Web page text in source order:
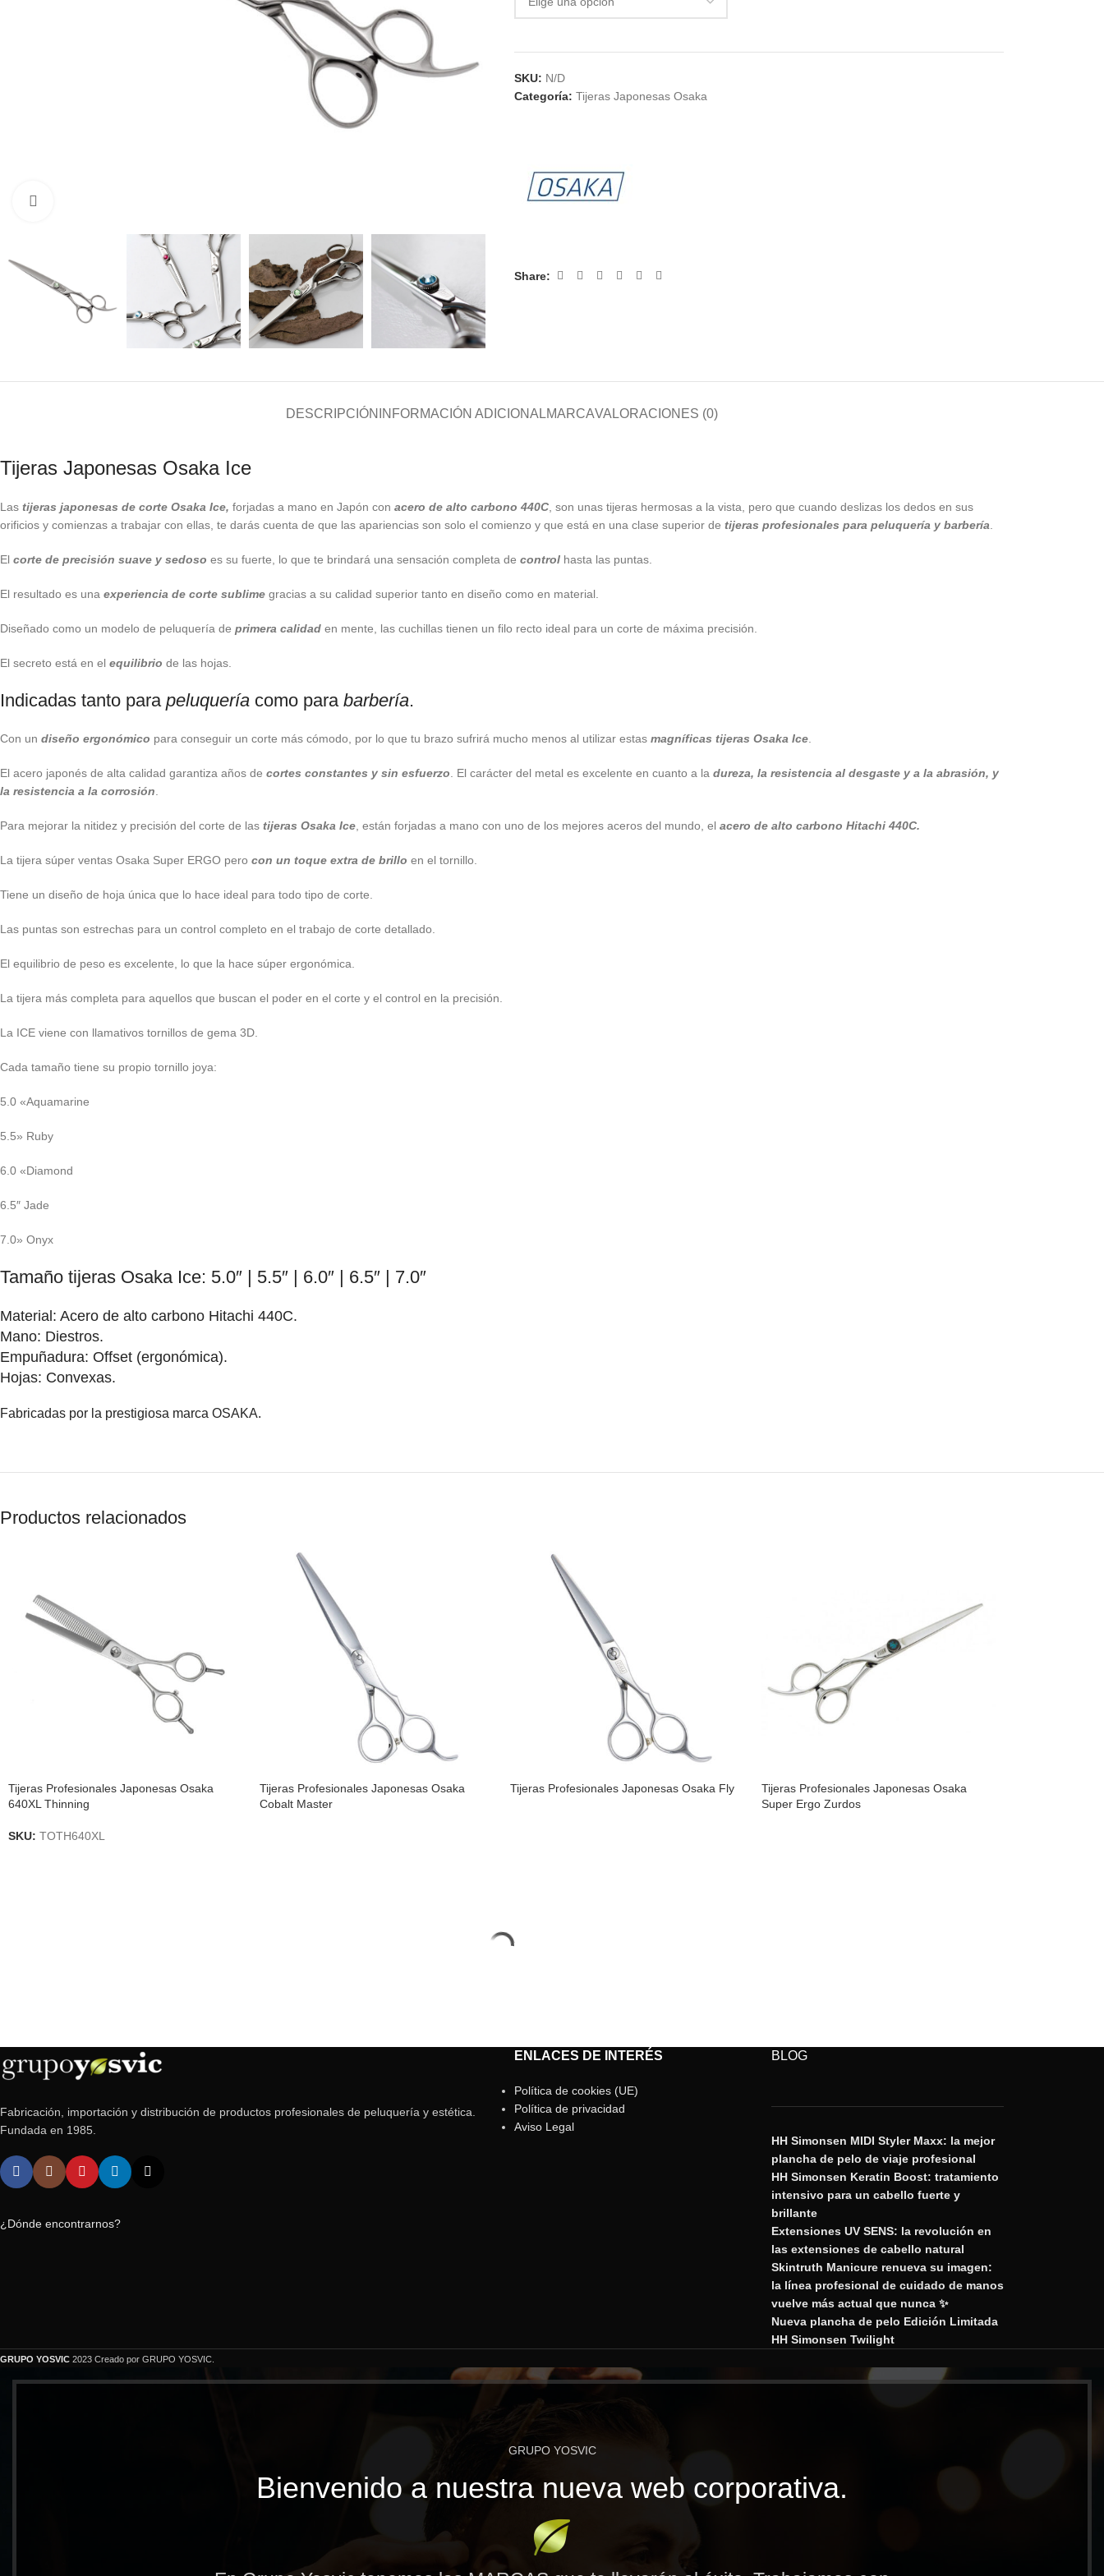
SKU: N/D
Categoría: Tijeras Japonesas Osaka
Share:
DESCRIPCIÓN INFORMACIÓN ADICIONALMARCAVALORACIONES (0)
Tijeras Japonesas Osaka Ice
Las tijeras japonesas de corte Osaka Ice, forjadas a mano en Japón con acero de alto carbono 440C , son unas tijeras hermosas a la vista, pero que cuando deslizas los dedos en sus
orificios y comienzas a trabajar con ellas, te darás cuenta de que las apariencias son solo el comienzo y que está en una clase superior de tijeras profesionales para peluquería y barbería
El corte de precisión suave y sedoso es su fuerte, lo que te brindará una sensación completa de control hasta las puntas.
El resultado es una experiencia de corte sublime gracias a su calidad superior tanto en diseño como en material.
Diseñado como un modelo de peluquería de primera calidad en mente, las cuchillas tienen un filo recto ideal para un corte de máxima precisión.
El secreto está en el equilibrio de las hojas.
Indicadas tanto para peluquería como para barbería.
Con un diseño ergonómico para conseguir un corte más cómodo, por lo que tu brazo sufrirá mucho menos al utilizar estas magníficas tijeras Osaka Ice
El acero japonés de alta calidad garantiza años de cortes constantes y sin esfuerzo . El carácter del metal es excelente en cuanto a la dureza, la resistencia al desgaste y a la abrasión, y
la resistencia a la corrosión
Para mejorar la nitidez y precisión del corte de las tijeras Osaka Ice , están forjadas a mano con uno de los mejores aceros del mundo, el acero de alto carbono Hitachi 440C.
La tijera súper ventas Osaka Super ERGO pero con un toque extra de brillo en el tornillo.
Tiene un diseño de hoja única que lo hace ideal para todo tipo de corte.
Las puntas son estrechas para un control completo en el trabajo de corte detallado.
El equilibrio de peso es excelente, lo que la hace súper ergonómica.
La tijera más completa para aquellos que buscan el poder en el corte y el control en la precisión.
La ICE viene con llamativos tornillos de gema 3D.
Cada tamaño tiene su propio tornillo joya:
5.0 «Aquamarine
5.5» Ruby
6.0 «Diamond
6.5″ Jade
7.0» Onyx
Tamaño tijeras Osaka Ice: 5.0″ | 5.5″ | 6.0″ | 6.5″ | 7.0″
Material: Acero de alto carbono Hitachi 440C.
Mano: Diestros.
Empuñadura: Offset (ergonómica).
Hojas: Convexas.
Fabricadas por la prestigiosa marca OSAKA.
Productos relacionados
Tijeras Profesionales Japonesas Osaka
640XL Thinning
SKU: TOTH640XL
Tijeras Profesionales Japonesas Osaka
Cobalt Master
Tijeras Profesionales Japonesas Osaka Fly
Tijeras Profesionales Japonesas Osaka
Super Ergo Zurdos
Fabricación, importación y distribución de productos profesionales de peluquería y estética.
Fundada en 1985.
¿Dónde encontrarnos?
ENLACES DE INTERÉS
Política de cookies (UE)
Política de privacidad
Aviso Legal
BLOG
HH Simonsen MIDI Styler Maxx: la mejor
plancha de pelo de viaje profesional
HH Simonsen Keratin Boost: tratamiento
intensivo para un cabello fuerte y
brillante
Extensiones UV SENS: la revolución en
las extensiones de cabello natural
Skintruth Manicure renueva su imagen:
la línea profesional de cuidado de manos
vuelve más actual que nunca ✨
Nueva plancha de pelo Edición Limitada
HH Simonsen Twilight
GRUPO YOSVIC 2023 Creado por GRUPO YOSVIC.
GRUPO YOSVIC
Bienvenido a nuestra nueva web corporativa.